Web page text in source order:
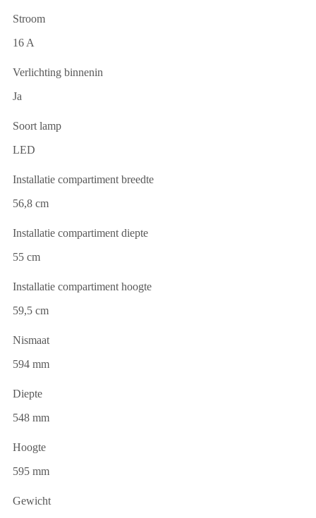
Stroom
16 A
Verlichting binnenin
Ja
Soort lamp
LED
Installatie compartiment breedte
56,8 cm
Installatie compartiment diepte
55 cm
Installatie compartiment hoogte
59,5 cm
Nismaat
594 mm
Diepte
548 mm
Hoogte
595 mm
Gewicht